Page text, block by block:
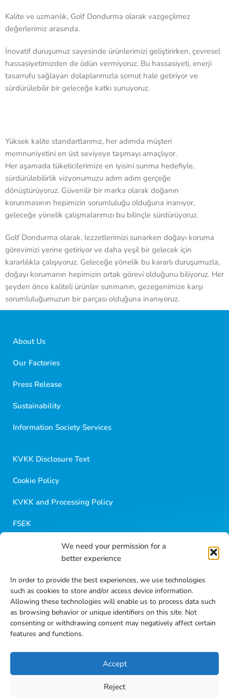
We need your permission for a
better experience
In order to provide the best experiences, we use technologies
such as cookies to store and/or access device information.
Allowing these technologies will enable us to process data such
as browsing behavior or unique identifiers on this site. Not
consenting or withdrawing consent may negatively affect certain
features and functions.
Accept
Reject
Kalite ve uzmanlık, Golf Dondurma olarak vazgeçilmez
değerlerimiz arasında.
İnovatif duruşumuz sayesinde ürünlerimizi geliştirirken, çevresel
hassasiyetimizden de ödün vermiyoruz. Bu hassasiyeti, enerji
tasarrufu sağlayan dolaplarımızla somut hale getiriyor ve
sürdürülebilir bir geleceğe katkı sunuyoruz.
Yüksek kalite standartlarımız, her adımda müşteri
memnuniyetini en üst seviyeye taşımayı amaçlıyor.
Her aşamada tüketicilerimize en iyisini sunma hedefiyle,
sürdürülebilirlik vizyonumuzu adım adım gerçeğe
dönüştürüyoruz. Güvenilir bir marka olarak doğanın
korunmasının hepimizin sorumluluğu olduğuna inanıyor,
geleceğe yönelik çalışmalarımızı bu bilinçle sürdürüyoruz.
Golf Dondurma olarak, lezzetlerimizi sunarken doğayı koruma
görevimizi yerine getiriyor ve daha yeşil bir gelecek için
kararlılıkla çalışıyoruz. Geleceğe yönelik bu kararlı duruşumuzla,
doğayı korumanın hepimizin ortak görevi olduğunu biliyoruz. Her
şeyden önce kaliteli ürünler sunmanın, gezegenimize karşı
sorumluluğumuzun bir parçası olduğuna inanıyoruz.
About Us
Our Factories
Press Release
Sustainability
Information Society Services
KVKK Disclosure Text
Cookie Policy
KVKK and Processing Policy
FSEK
Blog Contents
Frequently Asked Questions
Contact
Golf Dondurma Dijital Asistanı
Kısa sorular sorabilir veya aşağıdaki seçeneklerden